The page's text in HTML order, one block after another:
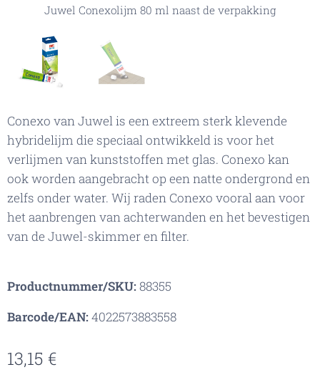
Juwel Conexolijm 80 ml naast de verpakking
Juwel Conexolijm 80 ml op decoratie achterwand
Conexo van Juwel is een extreem sterk klevende
hybridelijm die speciaal ontwikkeld is voor het
verlijmen van kunststoffen met glas. Conexo kan
ook worden aangebracht op een natte ondergrond en
zelfs onder water. Wij raden Conexo vooral aan voor
het aanbrengen van achterwanden en het bevestigen
van de Juwel-skimmer en filter.
Productnummer/SKU:88355
Barcode/EAN:4022573883558
13,15 €